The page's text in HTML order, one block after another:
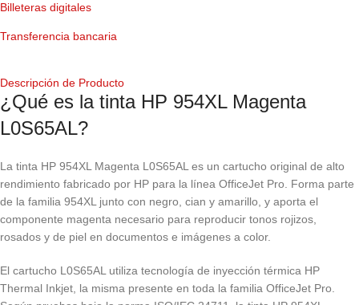
Billeteras digitales
Transferencia bancaria
Descripción de Producto
¿Qué es la tinta HP 954XL Magenta
L0S65AL?
La tinta HP 954XL Magenta L0S65AL es un cartucho original de alto
rendimiento fabricado por HP para la línea OfficeJet Pro. Forma parte
de la familia 954XL junto con negro, cian y amarillo, y aporta el
componente magenta necesario para reproducir tonos rojizos,
rosados y de piel en documentos e imágenes a color.
El cartucho L0S65AL utiliza tecnología de inyección térmica HP
Thermal Inkjet, la misma presente en toda la familia OfficeJet Pro.